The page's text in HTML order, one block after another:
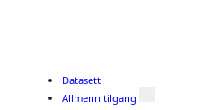
Datasett
Allmenn tilgang